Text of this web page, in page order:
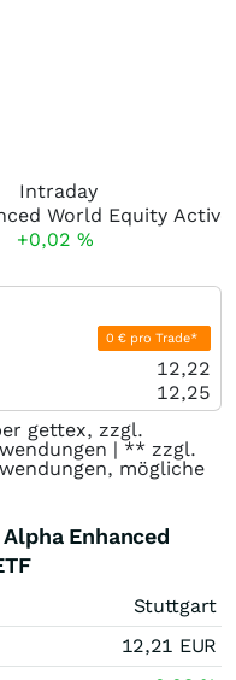
Intraday
+0,02 %
0 € pro Trade*
12,22
12,25
gettex, zzgl.
| ** zzgl.
mögliche
Enhanced
Stuttgart
12,21 EUR